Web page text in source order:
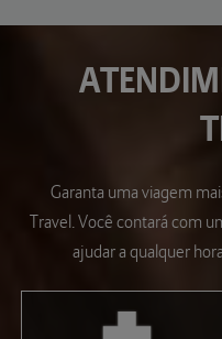
Garanta uma viagem
Travel. Você contará com
ajudar a qualquer